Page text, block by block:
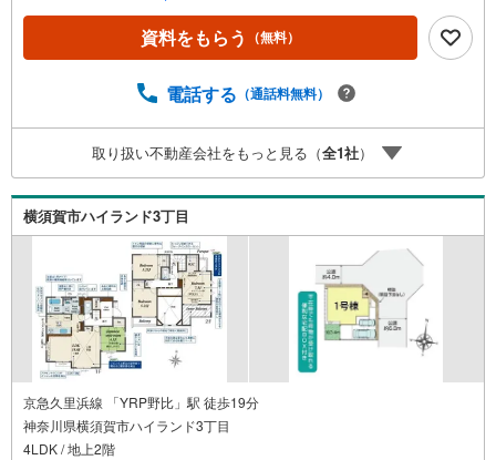
ュリオン」です。弊社はそのセンチュリオンを2002年から
欠かすことなく取り続けております。◆住宅ローン相談会
際に実際かかる諸費用の概算も行っております。人生最大
ドバイスをさせて頂きます。◆優遇金利にこだわる◆大き
な金額を長期間で返済する住宅ローンは優遇金利が0.1％変
わるだけで、支払い総額に大きな変化が生じます。取引の
多い弊社は金融機関の特色、傾向、トレンドを熟知してお
りますので、お客様のニーズにあった金融機関をご紹介さ
せて頂きます。
資料をもらう （無料）
電話する （通話料無料）
取り扱い不動産会社をもっと見る（全1社）
横須賀市ハイランド3丁目
京急久里浜線 「YRP野比」駅 徒歩19分
神奈川県横須賀市ハイランド3丁目
4LDK / 地上2階